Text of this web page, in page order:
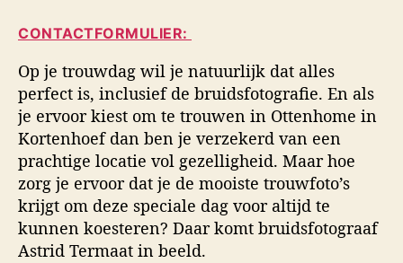
d
s
f
o
t
o
g
r
a
f
i
e
u
e
u
r
u
m
CONTACTFORMULIER:
Op je trouwdag wil je natuurlijk dat alles
perfect is, inclusief de bruidsfotografie. En als
je ervoor kiest om te trouwen in Ottenhome in
Kortenhoef dan ben je verzekerd van een
prachtige locatie vol gezelligheid. Maar hoe
zorg je ervoor dat je de mooiste trouwfoto’s
krijgt om deze speciale dag voor altijd te
kunnen koesteren? Daar komt bruidsfotograaf
Astrid Termaat in beeld.